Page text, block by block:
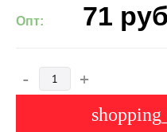
Опт: 71
- +